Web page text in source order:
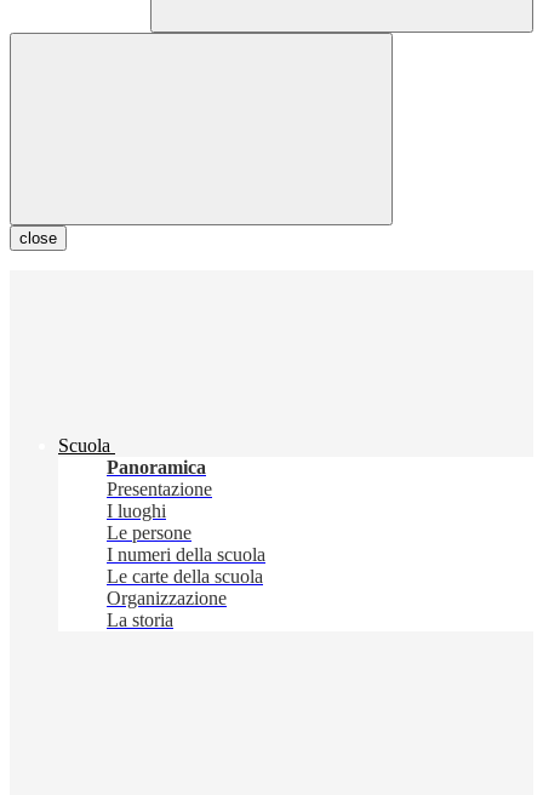
close
Scuola
Panoramica
Presentazione
I luoghi
Le persone
I numeri della scuola
Le carte della scuola
Organizzazione
La storia